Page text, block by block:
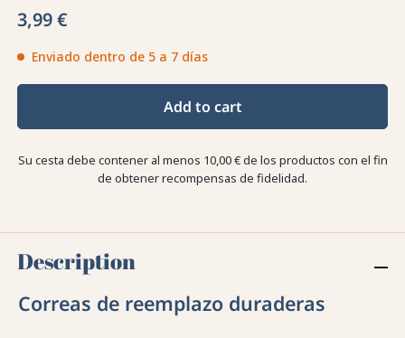
3,99 €
Enviado dentro de 5 a 7 días
Add to cart
Su cesta debe contener al menos 10,00 € de los productos con el fin
de obtener recompensas de fidelidad.
Description
Correas de reemplazo duraderas